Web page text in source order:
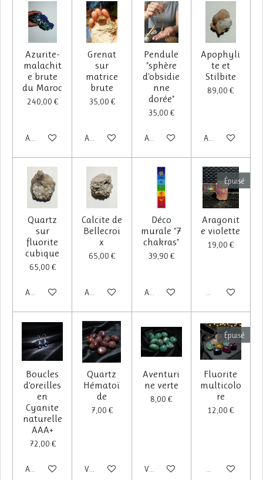
Azurite-
malachit
e brute
du Maroc
240,00 €
Ajouter au panier
Grenat
sur
matrice
brute
35,00 €
Ajouter au panier
Pendule
"sphère
d'obsidie
nne
dorée"
35,00 €
Ajouter au panier
Apophyli
te et
Stilbite
89,00 €
Ajouter au panier
Quartz
sur
fluorite
cubique
65,00 €
Ajouter au panier
Calcite de
Bellecroi
x
65,00 €
Ajouter au panier
Déco
murale "7
chakras"
39,90 €
Ajouter au panier
Épuisé
Aragonit
e violette
19,00 €
M'avertir si
Boucles
d'oreilles
en
Cyanite
naturelle
AAA+
72,00 €
Ajouter au panier
Quartz
Hématoï
de
7,00 €
Voir les détails
Aventuri
ne verte
8,00 €
Voir les détails
Épuisé
Fluorite
multicolo
re
12,00 €
M'avertir si